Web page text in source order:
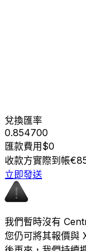
兌換匯率
0.854700
匯款費用$0
收款方實際到帳
立即發送
我們暫時沒有
您仍可將其報價與